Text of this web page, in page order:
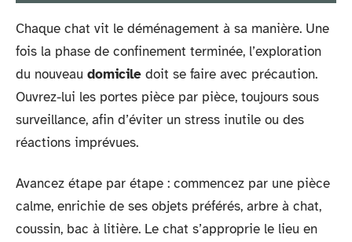
Chaque chat vit le déménagement à sa manière. Une
fois la phase de confinement terminée, l’exploration
du nouveau domicile doit se faire avec précaution.
Ouvrez-lui les portes pièce par pièce, toujours sous
surveillance, afin d’éviter un stress inutile ou des
réactions imprévues.
Avancez étape par étape : commencez par une pièce
calme, enrichie de ses objets préférés, arbre à chat,
coussin, bac à litière. Le chat s’approprie le lieu en